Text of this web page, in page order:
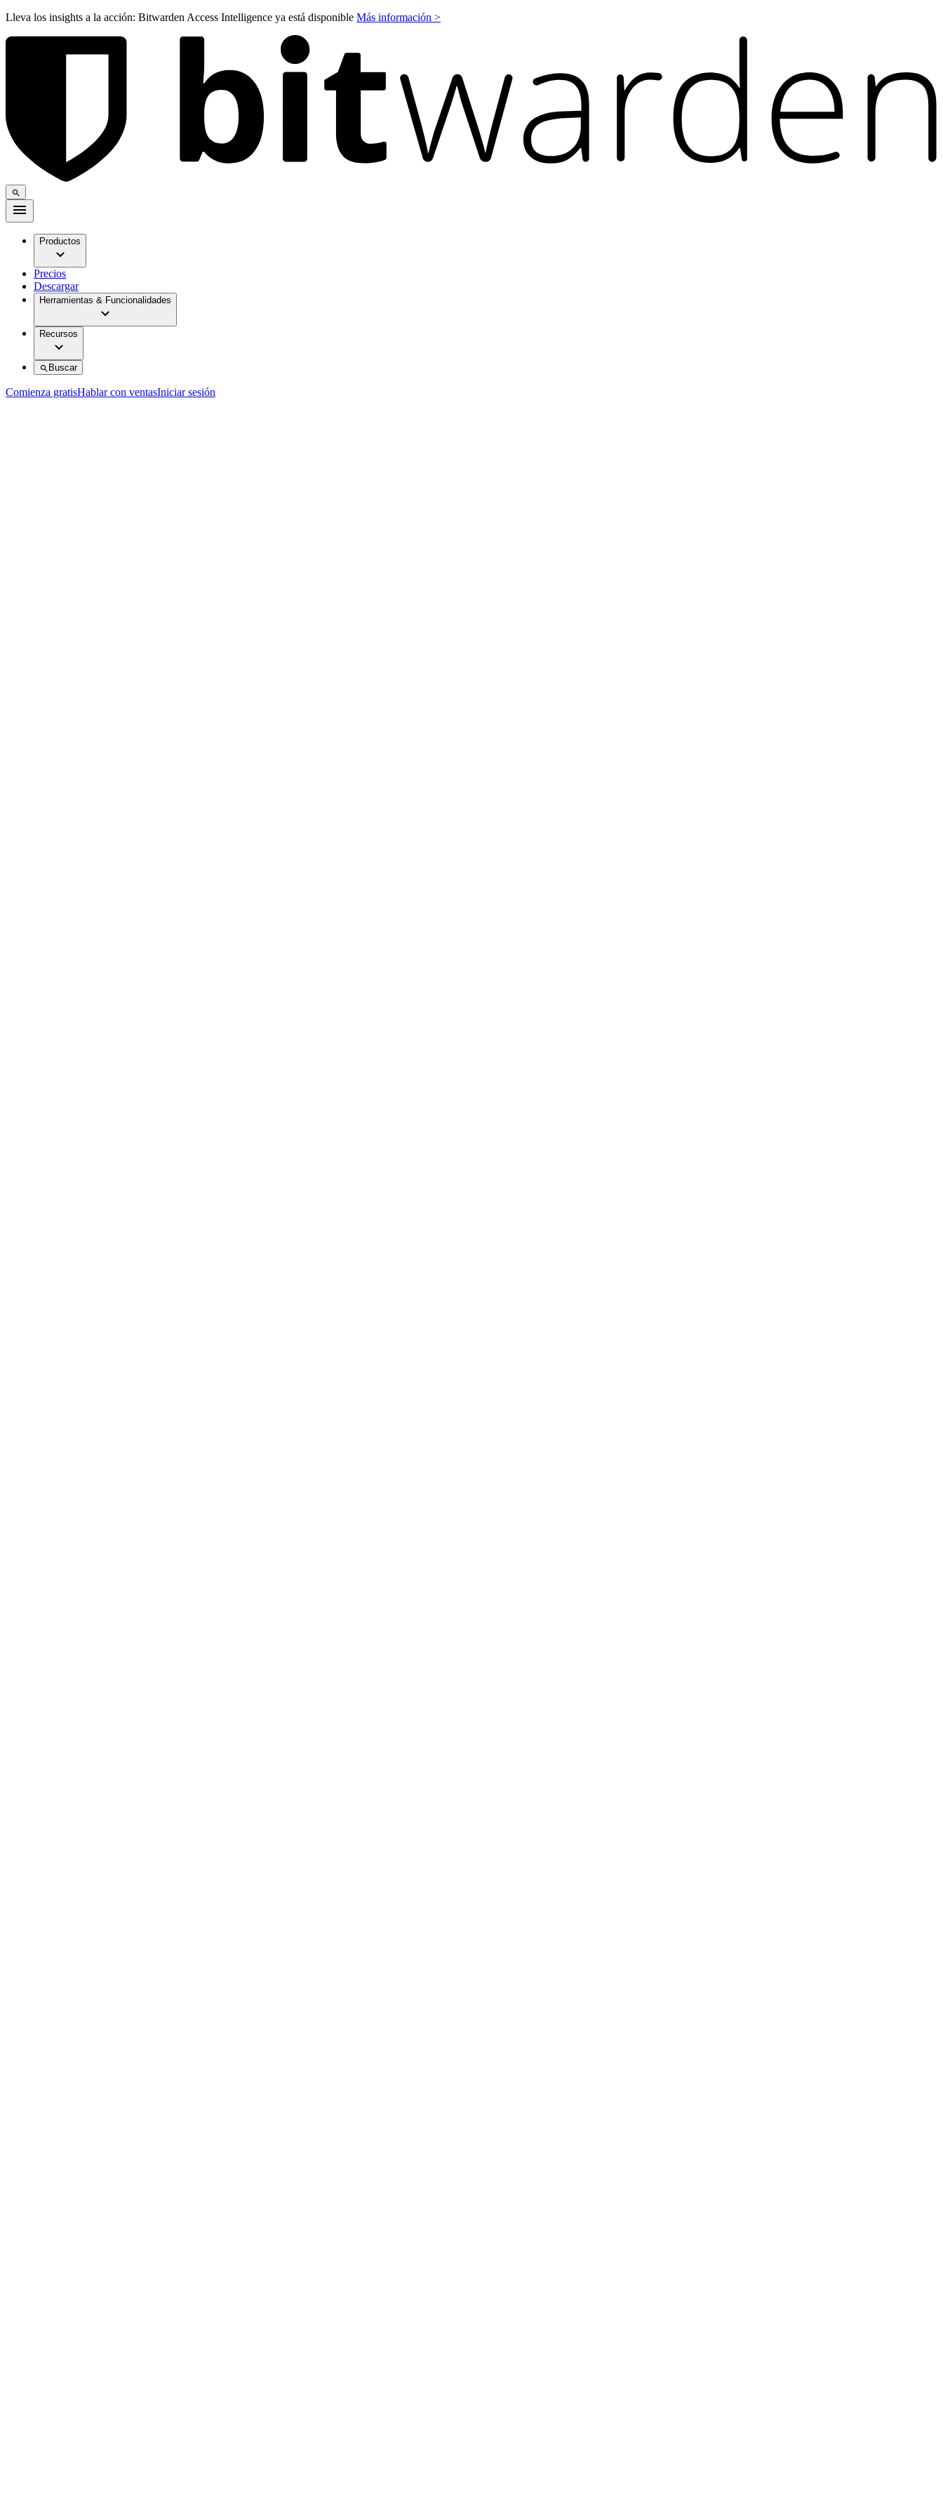
Lleva los insights a la acción: Bitwarden Access Intelligence ya está disponible Más información >
Productos
Precios
Descargar
Herramientas & Funcionalidades
Recursos
Buscar
Comienza gratisHablar con ventasIniciar sesión